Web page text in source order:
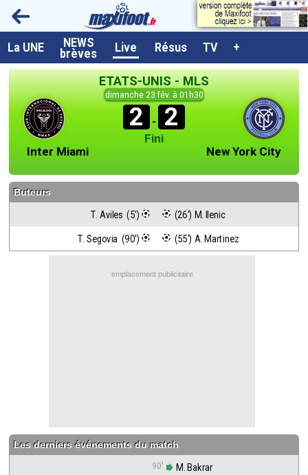
La UNE NEWS
brèves Live Résus TV +
ETATS-UNIS - MLS
dimanche 23 fév. à 01h30
2 - 2
Fini
Inter Miami
New York City
Buteurs
T. Aviles  (5') (26') M. Ilenic
T. Segovia  (90') (55') A. Martinez
emplacement publicitaire
Les derniers événements du match
90' M. Bakrar
A la UNE
Dernières brèves
Live / Matchs en direct
Résultats et Classements
Class. buteurs européens
Programme TV foot
Vidéos
Tableau transferts L1